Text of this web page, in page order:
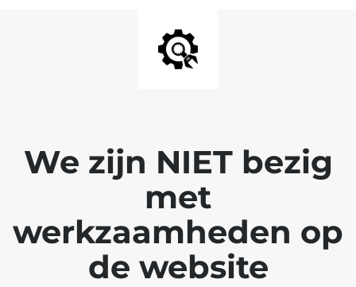
We zijn NIET bezig
met
werkzaamheden op
de website